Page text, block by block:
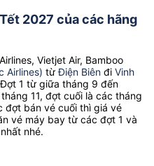
2027 của các hãng
Vietjet Air, Bamboo
Airlines) từĐiện Biên đi Vinh
1 từ giữa tháng 9 đến
11, đợt cuối là các tháng
đợt bán vé cuối thì giá vé
vé máy bay từ các đợt 1 và
nhé.